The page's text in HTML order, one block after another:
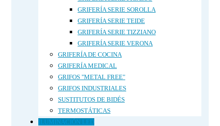
GRIFERÍA SERIE SOROLLA
GRIFERÍA SERIE TEIDE
GRIFERÍA SERIE TIZZIANO
GRIFERÍA SERIE VERONA
GRIFERÍA DE COCINA
GRIFERÍA MEDICAL
GRIFOS "METAL FREE"
GRIFOS INDUSTRIALES
SUSTITUTOS DE BIDÉS
TERMOSTÁTICAS
ILUMINACIÓN LED